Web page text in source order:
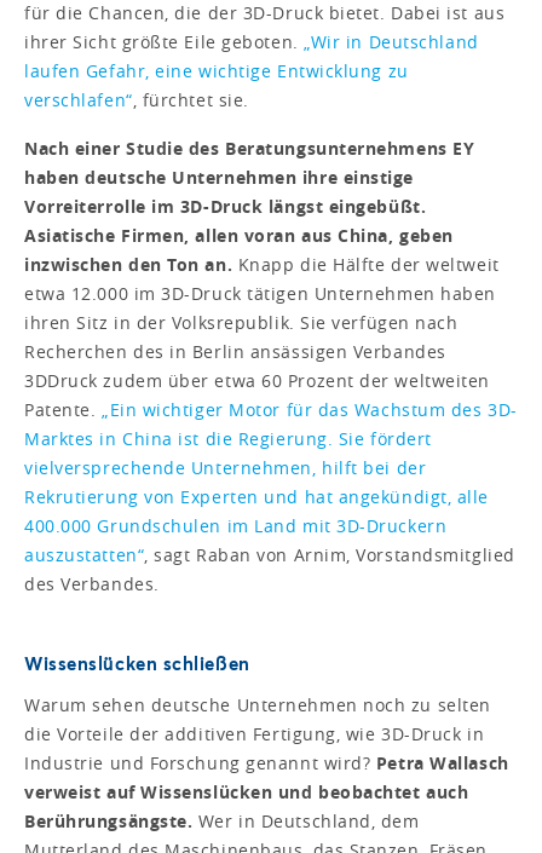
für die Chancen, die der 3D-Druck bietet. Dabei ist aus
ihrer Sicht größte Eile geboten. „Wir in Deutschland
laufen Gefahr, eine wichtige Entwicklung zu
verschlafen“, fürchtet sie.
Nach einer Studie des Beratungsunternehmens EY
haben deutsche Unternehmen ihre einstige
Vorreiterrolle im 3D-Druck längst eingebüßt.
Asiatische Firmen, allen voran aus China, geben
inzwischen den Ton an. Knapp die Hälfte der weltweit
etwa 12.000 im 3D-Druck tätigen Unternehmen haben
ihren Sitz in der Volksrepublik. Sie verfügen nach
Recherchen des in Berlin ansässigen Verbandes
3DDruck zudem über etwa 60 Prozent der weltweiten
Patente. „Ein wichtiger Motor für das Wachstum des 3D-
Marktes in China ist die Regierung. Sie fördert
vielversprechende Unternehmen, hilft bei der
Rekrutierung von Experten und hat angekündigt, alle
400.000 Grundschulen im Land mit 3D-Druckern
auszustatten“, sagt Raban von Arnim, Vorstandsmitglied
des Verbandes.
Wissenslücken schließen
Warum sehen deutsche Unternehmen noch zu selten
die Vorteile der additiven Fertigung, wie 3D-Druck in
Industrie und Forschung genannt wird? Petra Wallasch
verweist auf Wissenslücken und beobachtet auch
Berührungsängste. Wer in Deutschland, dem